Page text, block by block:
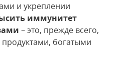
и укреплении
иммунитет
– это, прежде всего,
богатыми